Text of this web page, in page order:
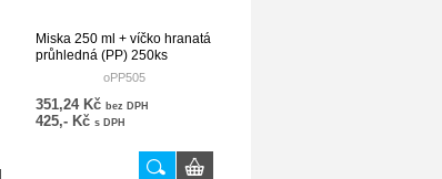
Miska 250 ml + víčko hranatá
průhledná (PP) 250ks
oPP505
351,24 Kč bez DPH
425,- Kč s DPH